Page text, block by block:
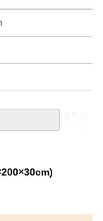
お届けは別途送料が
予定も変更になる場